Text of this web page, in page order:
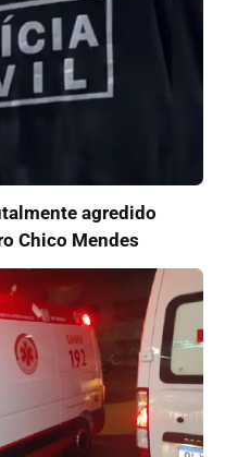
agredido
Chico Mendes